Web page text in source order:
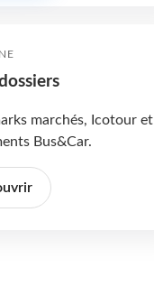
marchés, Icotour et
Bus&Car.